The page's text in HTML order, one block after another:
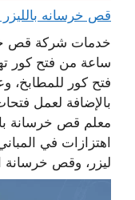
قص خرسانه بالليزر الكويت
ساعة من فتح كور
فتح كور للمطابخ،
بالإضافة لعمل
معلم قص خرسانة
اهتزازات في
ليزر، وقص